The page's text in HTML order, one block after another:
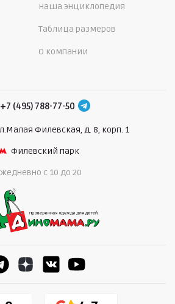
Наша энциклопедия
Таблица размеров
О компании
+7 (495) 788-77-50
Филевская, д. 8, корп. 1
Филевский парк
c 10 до 20